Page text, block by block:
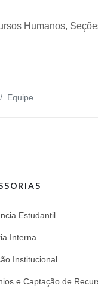
Humanos,
Equipe
Estudantil
Interna
Institucional
e Captação de